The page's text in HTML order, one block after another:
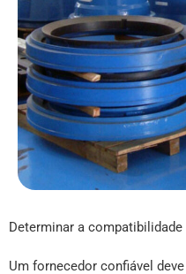
Determinar a
Um fornecedor confiável